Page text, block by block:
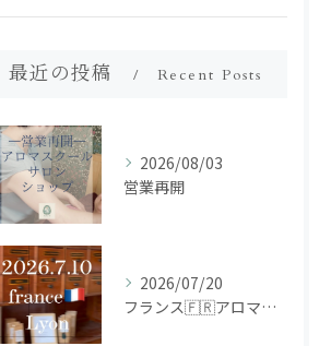
最近の投稿 Recent Posts
2026/08/03
営業再開
2026/07/20
フランス🇫🇷アロマ研修ツアー𝗱𝗮𝘆𝟮